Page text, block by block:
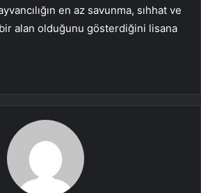
en az savunma, sıhhat ve
alan olduğunu gösterdiğini lisana